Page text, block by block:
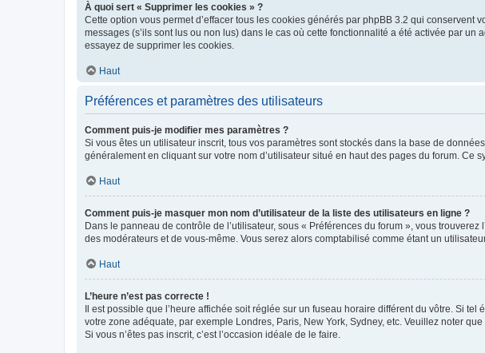
À quoi sert « Supprimer les cookies » ?
Cette option vous permet d’effacer tous les cookies générés par phpBB 3.2 qui
messages (s’ils sont lus ou non lus) dans le cas où cette fonctionnalité a été activée par
essayez de supprimer les cookies.
Haut
Préférences et paramètres des utilisateurs
Comment puis-je modifier mes paramètres ?
Si vous êtes un utilisateur inscrit, tous vos paramètres sont stockés dans la base de
généralement en cliquant sur votre nom d’utilisateur situé en haut des pages du forum. Ce
Haut
Comment puis-je masquer mon nom d’utilisateur de la liste des utilisateurs en ligne ?
Dans le panneau de contrôle de l’utilisateur, sous « Préférences du forum », vous
des modérateurs et de vous-même. Vous serez alors comptabilisé comme étant un
Haut
L’heure n’est pas correcte !
Il est possible que l’heure affichée soit réglée sur un fuseau horaire différent du vôtre. Si
votre zone adéquate, par exemple Londres, Paris, New York, Sydney, etc. Veuillez noter
Si vous n’êtes pas inscrit, c’est l’occasion idéale de le faire.